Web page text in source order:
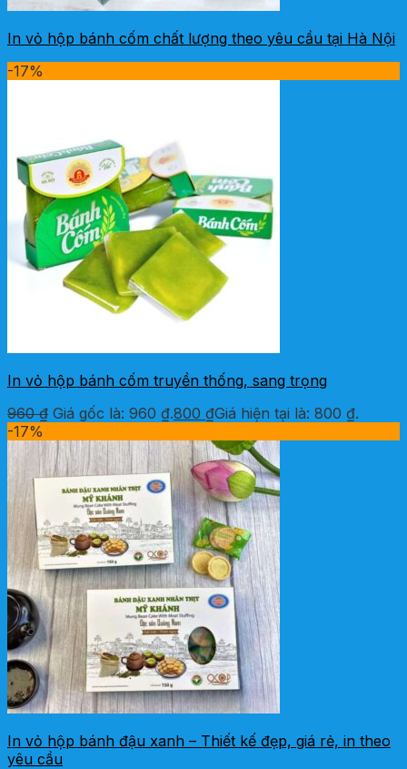
In vỏ hộp bánh cốm chất lượng theo yêu cầu tại Hà Nội
-17%
In vỏ hộp bánh cốm truyền thống, sang trọng
960₫ Giá gốc là: 960 ₫.800 ₫Giá hiện tại là: 800 ₫.
-17%
In vỏ hộp bánh đậu xanh – Thiết kế đẹp, giá rẻ, in theo
yêu cầu